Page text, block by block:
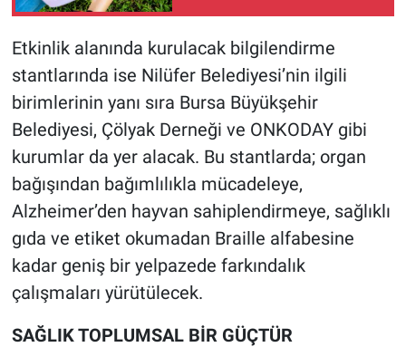
Etkinlik alanında kurulacak bilgilendirme
stantlarında ise Nilüfer Belediyesi’nin ilgili
birimlerinin yanı sıra Bursa Büyükşehir
Belediyesi, Çölyak Derneği ve ONKODAY gibi
kurumlar da yer alacak. Bu stantlarda; organ
bağışından bağımlılıkla mücadeleye,
Alzheimer’den hayvan sahiplendirmeye, sağlıklı
gıda ve etiket okumadan Braille alfabesine
kadar geniş bir yelpazede farkındalık
çalışmaları yürütülecek.
SAĞLIK TOPLUMSAL BİR GÜÇTÜR